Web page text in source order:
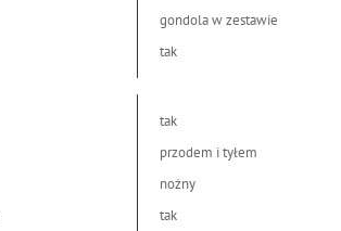
gondola w zestawie
tak
tak
przodem i tyłem
nożny
tak